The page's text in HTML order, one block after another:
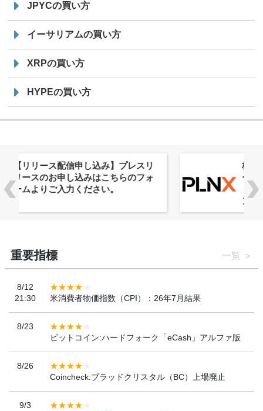
JPYCの買い方
イーサリアムの買い方
XRPの買い方
HYPEの買い方
株式会社PlnX、アジア最大級のグロ
ーバルWeb3カンファレンス
「WebX2026」とのコラボレーショ
重要指標 一覧
8/12
21:30
米消費者物価指数（CPI）：26年7月結果
8/23
ビットコイン:ハードフォーク「eCash」アルファ版
8/26
Coincheck:ブラッドクリスタル（BC）上場廃止
9/3